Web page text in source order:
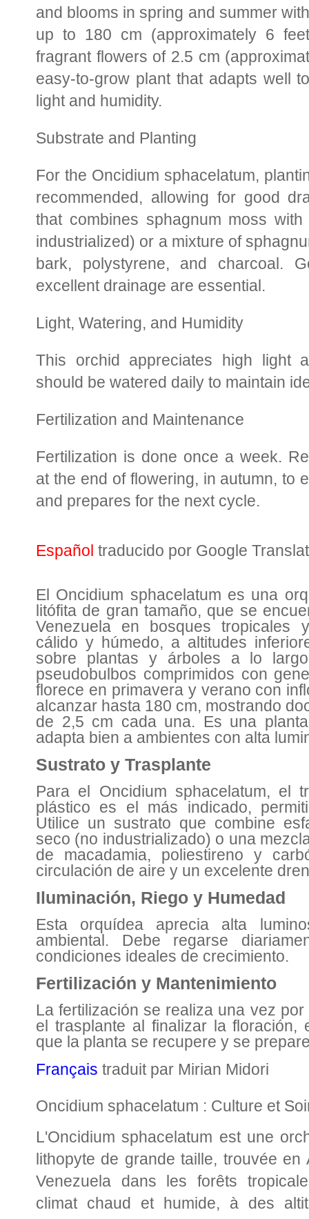
and blooms in spring and summer
up to 180 cm (approximately 6
fragrant flowers of 2.5 cm
easy-to-grow plant that adapts well
light and humidity.
Substrate and Planting
For the Oncidium sphacelatum,
recommended, allowing for good
that combines sphagnum moss
industrialized) or a mixture of
bark, polystyrene, and charcoal.
excellent drainage are essential.
Light, Watering, and Humidity
This orchid appreciates high light
should be watered daily to maintain
Fertilization and Maintenance
Fertilization is done once a week.
at the end of flowering, in autumn, to
and prepares for the next cycle.
Español traducido por Google
El Oncidium sphacelatum es una
litófita de gran tamaño, que se
Venezuela en bosques tropicales
cálido y húmedo, a altitudes
sobre plantas y árboles a lo
pseudobulbos comprimidos con
florece en primavera y verano con
alcanzar hasta 180 cm, mostrando
de 2,5 cm cada una. Es una
adapta bien a ambientes con alta
Sustrato y Trasplante
Para el Oncidium sphacelatum, el
plástico es el más indicado,
Utilice un sustrato que combine
seco (no industrializado) o una
de macadamia, poliestireno y
circulación de aire y un excelente
Iluminación, Riego y Humedad
Esta orquídea aprecia alta
ambiental. Debe regarse
condiciones ideales de crecimiento.
Fertilización y Mantenimiento
La fertilización se realiza una vez
el trasplante al finalizar la floración,
que la planta se recupere y se
Français traduit par Mirian Midori
Oncidium sphacelatum : Culture et
L'Oncidium sphacelatum est une
lithopyte de grande taille, trouvée en
Venezuela dans les forêts
climat chaud et humide, à des